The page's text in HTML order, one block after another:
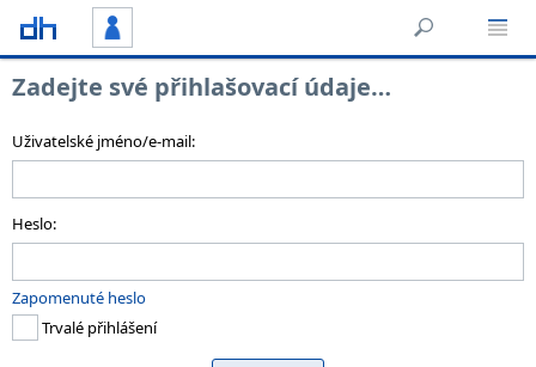
Zadejte své přihlašovací údaje…
Uživatelské jméno/e-mail:
Heslo:
Zapomenuté heslo
Trvalé přihlášení